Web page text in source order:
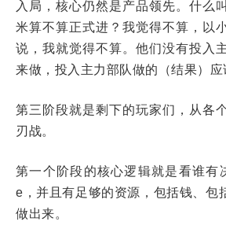
入局，核心仍然是产品领先。什么
米算不算正式进？我觉得不算，以
说，我就觉得不算。他们没有投入
来做，投入主力部队做的（结果）应
第三阶段就是剩下的玩家们，从各
刃战。
第一个阶段的核心逻辑就是看谁有
e，并且有足够的资源，包括钱、包
做出来。